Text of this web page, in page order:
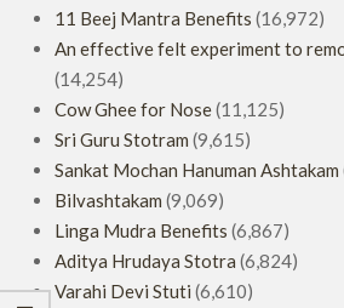
11 Beej Mantra Benefits (16,972)
An effective felt experiment to
(14,254)
Cow Ghee for Nose(11,125)
Sri Guru Stotram (9,615)
Sankat Mochan Hanuman Ashtakam
Bilvashtakam (9,069)
Linga Mudra Benefits (6,867)
Aditya Hrudaya Stotra (6,824)
Varahi Devi Stuti (6,610)